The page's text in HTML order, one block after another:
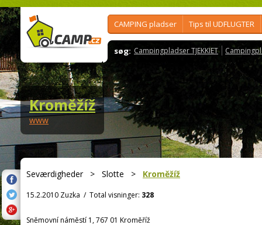
CAMPING pladser Tips til UDFLUGTER
søg: Campingpladser TJEKKIET
Kroměžíž
www
Seværdigheder> Slotte > Kroměžíž
15.2.2010 Zuzka / Total visninger: 328
Sněmovní náměstí 1, 767 01 Kroměříž